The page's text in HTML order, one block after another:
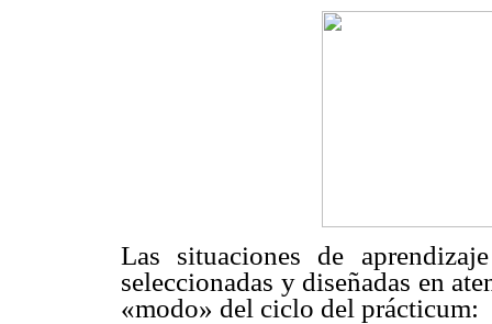
Las situaciones de
seleccionadas y diseñadas en
«modo» del ciclo del prácticum: